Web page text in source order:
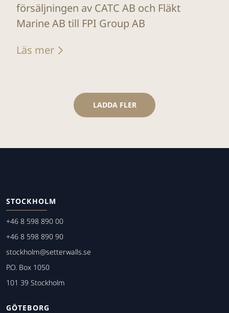
försäljningen av CATC AB och Fläkt
Marine AB till FPI Group AB
Läs mer
LADDA FLER
STOCKHOLM
+46 8 598 890 00
+46 8 598 890 90
stockholm@setterwalls.se
P.O. Box 1050
101 39 Stockholm
GÖTEBORG